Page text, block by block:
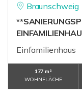
Braunschweig
Einfamilienhaus
177 m²
WOHNFLÄCHE